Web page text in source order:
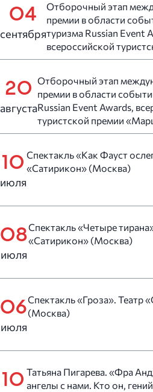
04
сентября
Отборочный этап
премии в области
туризма Russian Event
всероссийской
«Маршрут года» и
20
августа
Отборочный этап
премии в области
Russian Event Awards,
туристской премии
всероссийском конкурсе
10
июля
Спектакль «Как Фауст
«Сатирикон» (Москва)
08
июля
Спектакль «Четыре
«Сатирикон» (Москва)
06
июля
Спектакль «Гроза». Театр
(Москва)
10 Татьяна Пигарева. «Фра
ангелы с нами. Кто он,